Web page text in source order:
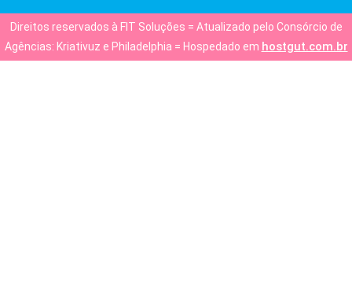
Direitos reservados à FIT Soluções = Atualizado pelo Consórcio de
Agências: Kriativuz e Philadelphia = Hospedado em hostgut.com.br